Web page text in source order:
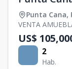
Punta Cana,
VENTA
US$
2
Hab.